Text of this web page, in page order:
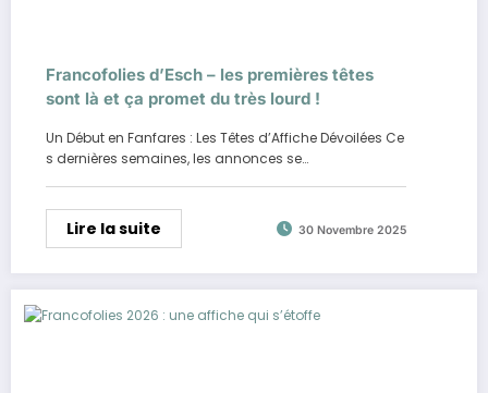
Francofolies d’Esch – les premières têtes
sont là et ça promet du très lourd !
Un Début en Fanfares : Les Têtes d’Affiche Dévoilées Ce
s dernières semaines, les annonces se…
Lire la suite 30 Novembre 2025